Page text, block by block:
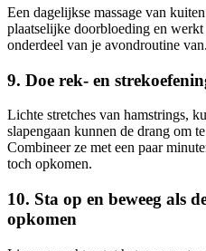
Een dagelijkse massage van
plaatselijke doorbloeding en
onderdeel van je avondroutine van.
9. Doe rek- en
Lichte stretches van hamstrings,
slapengaan kunnen de drang om
Combineer ze met een paar
toch opkomen.
10. Sta op en beweeg als
opkomen